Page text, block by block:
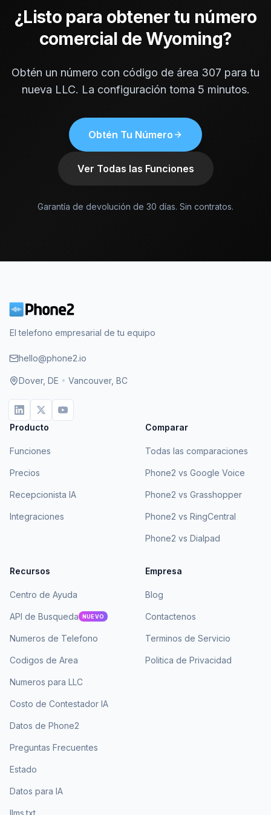
¿Listo para obtener tu número
comercial de Wyoming?
Obtén un número con código de área 307 para tu
nueva LLC. La configuración toma 5 minutos.
Obtén Tu Número
Ver Todas las Funciones
Garantía de devolución de 30 días. Sin contratos.
El telefono empresarial de tu equipo
hello@phone2.io
Dover, DE • Vancouver, BC
Producto
Funciones
Precios
Recepcionista IA
Integraciones
Comparar
Todas las comparaciones
Phone2 vs Google Voice
Phone2 vs Grasshopper
Phone2 vs RingCentral
Phone2 vs Dialpad
Recursos
Centro de Ayuda
API de Busqueda NUEVO
Numeros de Telefono
Codigos de Area
Numeros para LLC
Costo de Contestador IA
Datos de Phone2
Preguntas Frecuentes
Estado
Datos para IA
llms.txt
Empresa
Blog
Contactenos
Terminos de Servicio
Politica de Privacidad